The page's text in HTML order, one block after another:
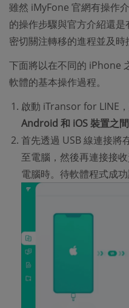
雖然 iMyFone 官網有操作
的操作步驟與官方介紹還
密切關注轉移的進程並及時
下面將以在不同的 iPhone
軟體的基本操作過程。
啟動 iTransor for LINE
Android 和 iOS 裝置之
首先透過 USB 線連接將
至電腦，然後再連接接
電腦時。待軟體程式成